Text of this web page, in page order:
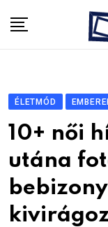
ÉLETMÓD
10+ női
utána